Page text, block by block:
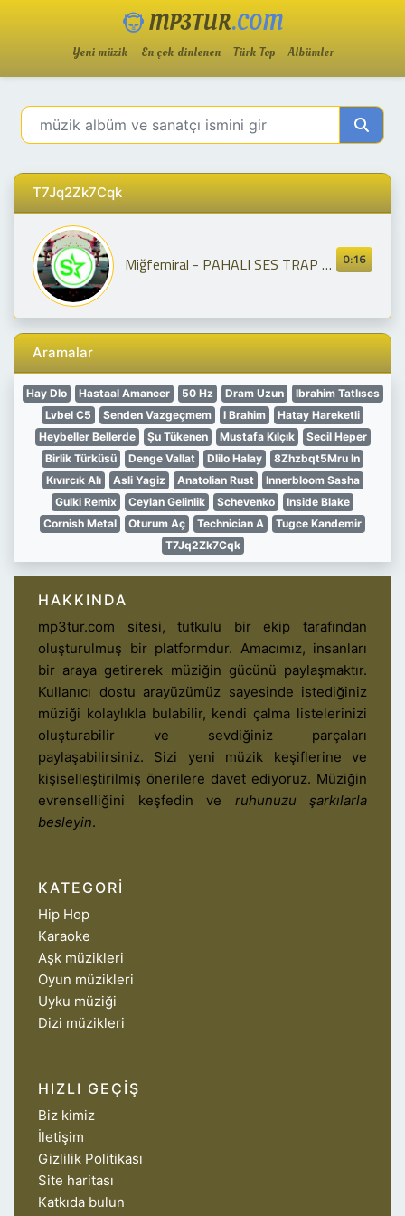
MP3TUR.COM
Yeni müzik En çok dinlenen Türk Top Albümler
T7Jq2Zk7Cqk
0:16
Miğfemiral - PAHALI SES TRAP VİDEO
Aramalar
Hay Dlo Hastaal Amancer 50 Hz Dram Uzun
Ibrahim Tatlıses
Lvbel C5
Senden Vazgeçmem I Brahim
Hatay Hareketli
Heybeller Bellerde
Şu Tükenen Mustafa Kılçık
Secil Heper
Birlik Türküsü
Denge Vallat Dlilo Halay
8Zhzbqt5Mru In
Kıvırcık Alı
Asli Yagiz Anatolian Rust
Innerbloom Sasha
Gulki Remix
Ceylan Gelinlik Schevenko
Inside Blake
Cornish Metal
Oturum Aç Technician A
Tugce Kandemir
T7Jq2Zk7Cqk
HAKKINDA
mp3tur.com sitesi, tutkulu bir ekip tarafından
oluşturulmuş bir platformdur. Amacımız, insanları
bir araya getirerek müziğin gücünü paylaşmaktır.
Kullanıcı dostu arayüzümüz sayesinde istediğiniz
müziği kolaylıkla bulabilir, kendi çalma listelerinizi
oluşturabilir ve sevdiğiniz parçaları
paylaşabilirsiniz. Sizi yeni müzik keşiflerine ve
kişiselleştirilmiş önerilere davet ediyoruz. Müziğin
evrenselliğini keşfedin ve ruhunuzu şarkılarla
besleyin.
KATEGORI
Hip Hop
Karaoke
Aşk müzikleri
Oyun müzikleri
Uyku müziği
Dizi müzikleri
HIZLI GEÇIŞ
Biz kimiz
İletişim
Gizlilik Politikası
Site haritası
Katkıda bulun